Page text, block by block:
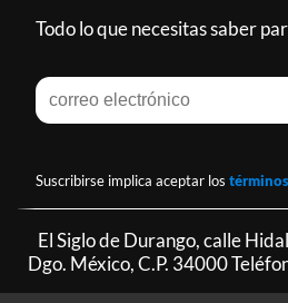
Todo lo que necesitas saber
Suscribirse implica aceptar los
El Siglo de Durango, calle
Dgo. México, C.P. 34000